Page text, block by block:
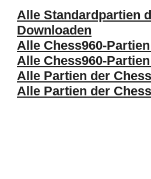
Alle Standardpartien
Downloaden
Alle Chess960-
Alle Chess960-
Alle Partien der
Alle Partien der